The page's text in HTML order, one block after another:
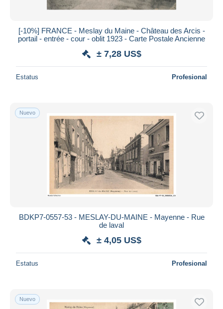
[-10%] FRANCE - Meslay du Maine - Château des Arcis -
portail - entrée - cour - oblit 1923 - Carte Postale Ancienne
± 7,28 US$
Estatus Profesional
Nuevo
BDKP7-0557-53 - MESLAY-DU-MAINE - Mayenne - Rue
de laval
± 4,05 US$
Estatus Profesional
Nuevo